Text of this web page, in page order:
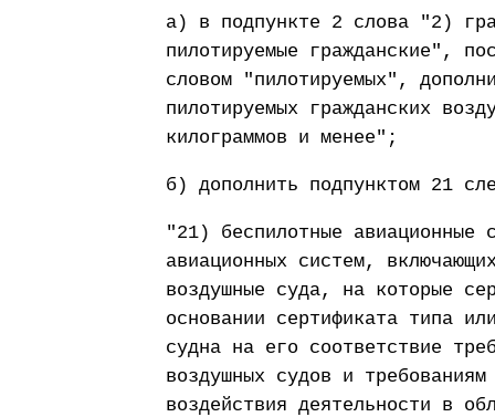
а) в подпункте 2 слова "2)
пилотируемые гражданские",
словом "пилотируемых",
пилотируемых гражданских
килограммов и менее";
б) дополнить подпунктом 21
"21) беспилотные авиационные
авиационных систем,
воздушные суда, на которые
основании сертификата типа
судна на его соответствие
воздушных судов и
воздействия деятельности в